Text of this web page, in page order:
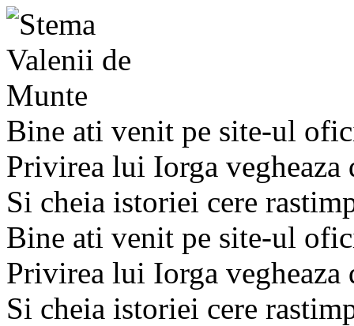
Bine ati venit pe site-ul
Privirea lui Iorga
Si cheia istoriei cere
Bine ati venit pe site-ul
Privirea lui Iorga
Si cheia istoriei cere